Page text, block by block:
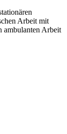
Arbeit mit
ambulanten Arbeit